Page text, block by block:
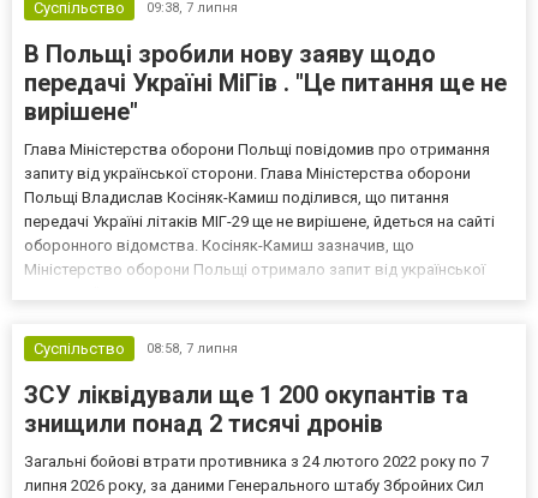
Суспільство 09:38, 7 липня
В Польщі зробили нову заяву щодо
передачі Україні МіГів . "Це питання ще не
вирішене"
Глава Міністерства оборони Польщі повідомив про отримання
запиту від української сторони. Глава Міністерства оборони
Польщі Владислав Косіняк-Камиш поділився, що питання
передачі Україні літаків МІГ-29 ще не вирішене, йдеться на сайті
оборонного відомства. Косіняк-Камиш зазначив, що
Міністерство оборони Польщі отримало запит від української
Суспільство
08:58, 7 липня
ЗСУ ліквідували ще 1 200 окупантів та
знищили понад 2 тисячі дронів
Загальні бойові втрати противника з 24 лютого 2022 року по 7
липня 2026 року, за даними Генерального штабу Збройних Сил